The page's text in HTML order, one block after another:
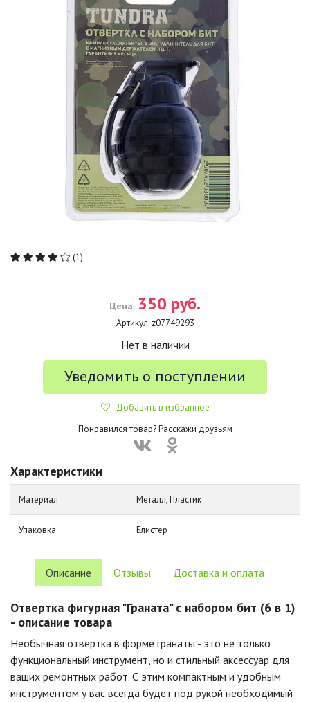
(1)
Цена: 350 руб.
Артикул: z07749293
Нет в наличии
Уведомить о поступлении
Добавить в избранное
Понравился товар? Расскажи друзьям
Характеристики
Материал Металл, Пластик
Упаковка Блистер
Описание Отзывы Доставка и оплата
Отвертка фигурная "Граната" с набором бит (6 в 1)
- описание товара
Необычная отвертка в форме гранаты - это не только
функциональный инструмент, но и стильный аксессуар для
ваших ремонтных работ. С этим компактным и удобным
инструментом у вас всегда будет под рукой необходимый